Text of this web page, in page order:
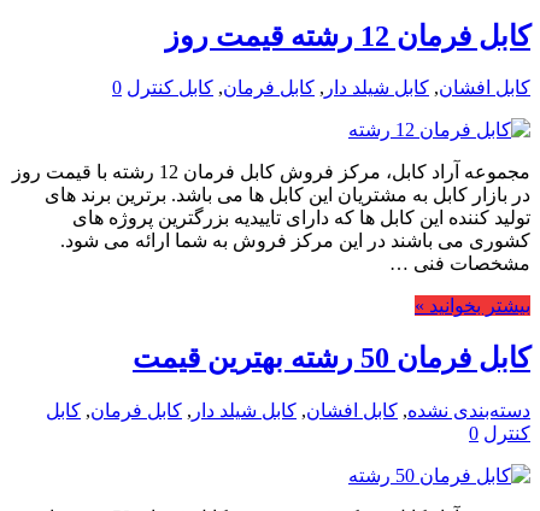
کابل فرمان 12 رشته قیمت روز
کابل افشان, کابل شیلد دار , کابل فرمان, کابل کنترل 0
مجموعه آراد کابل، مرکز فروش کابل فرمان 12 رشته با قیمت روز
در بازار کابل به مشتریان این کابل ها می باشد. برترین برند های
تولید کننده این کابل ها که دارای تاییدیه بزرگترین پروژه های
کشوری می باشند در این مرکز فروش به شما ارائه می شود.
مشخصات فنی …
بیشتر بخوانید »
کابل فرمان 50 رشته بهترین قیمت
دسته‌بندی نشده, کابل افشان, کابل شیلد دار , کابل فرمان, کابل
کنترل 0